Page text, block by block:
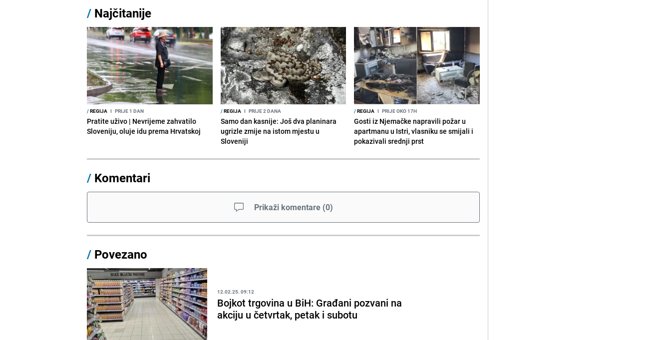
/ Najčitanije
/REGIJA I PRIJE 1 DAN
Pratite uživo | Nevrijeme zahvatilo
Sloveniju, oluje idu prema Hrvatskoj
/REGIJA I PRIJE 2 DANA
Samo dan kasnije: Još dva planinara
ugrizle zmije na istom mjestu u
Sloveniji
/REGIJA I PRIJE OKO 17H
Gosti iz Njemačke napravili požar u
apartmanu u Istri, vlasniku se smijali i
pokazivali srednji prst
/ Komentari
Prikaži komentare (0)
/ Povezano
12.02.25. 09:12
Bojkot trgovina u BiH: Građani pozvani na
akciju u četvrtak, petak i subotu